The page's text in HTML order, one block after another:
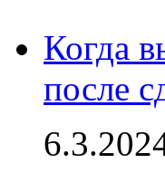
Когда
после